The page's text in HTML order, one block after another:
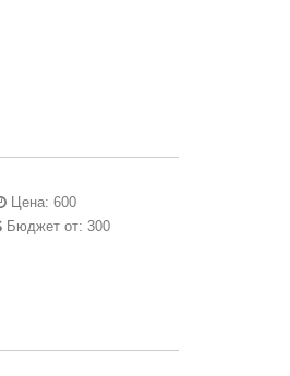
Цена: 600
Бюджет от: 300